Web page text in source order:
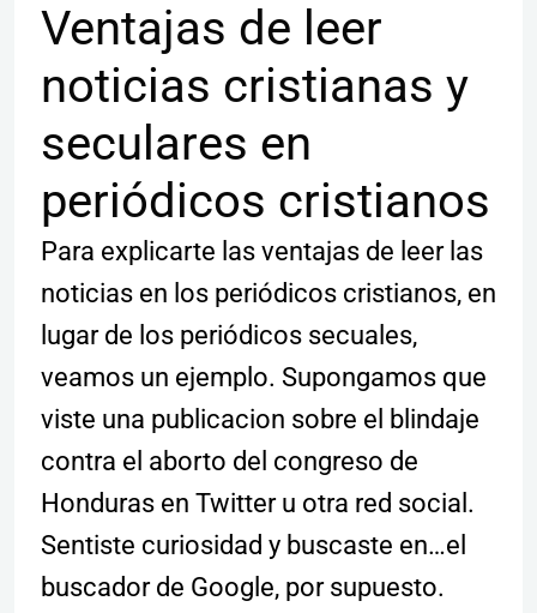
Ventajas de leer
noticias cristianas y
seculares en
periódicos cristianos
Para explicarte las ventajas de leer las
noticias en los periódicos cristianos, en
lugar de los periódicos secuales,
veamos un ejemplo. Supongamos que
viste una publicacion sobre el blindaje
contra el aborto del congreso de
Honduras en Twitter u otra red social.
Sentiste curiosidad y buscaste en…el
buscador de Google, por supuesto.